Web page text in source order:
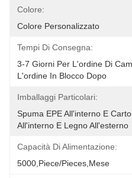
Colore:
Colore Personalizzato
Tempi Di Consegna:
3-7 Giorni Per L'ordine Di
L'ordine In Blocco Dopo
Imballaggi Particolari:
Spuma EPE All'interno E
All'interno E Legno All'esterno
Capacità Di Alimentazione:
5000,Piece/Pieces,Mese